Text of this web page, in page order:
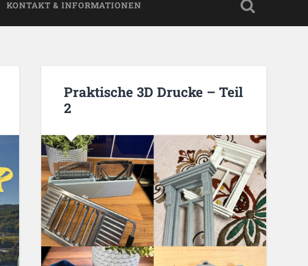
KONTAKT & INFORMATIONEN
Praktische 3D Drucke – Teil
2